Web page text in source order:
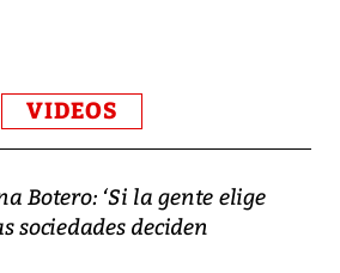
VIDEOS
Botero: ‘Si la gente elige
sociedades deciden